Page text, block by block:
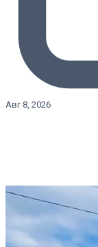
Авг 8, 2026